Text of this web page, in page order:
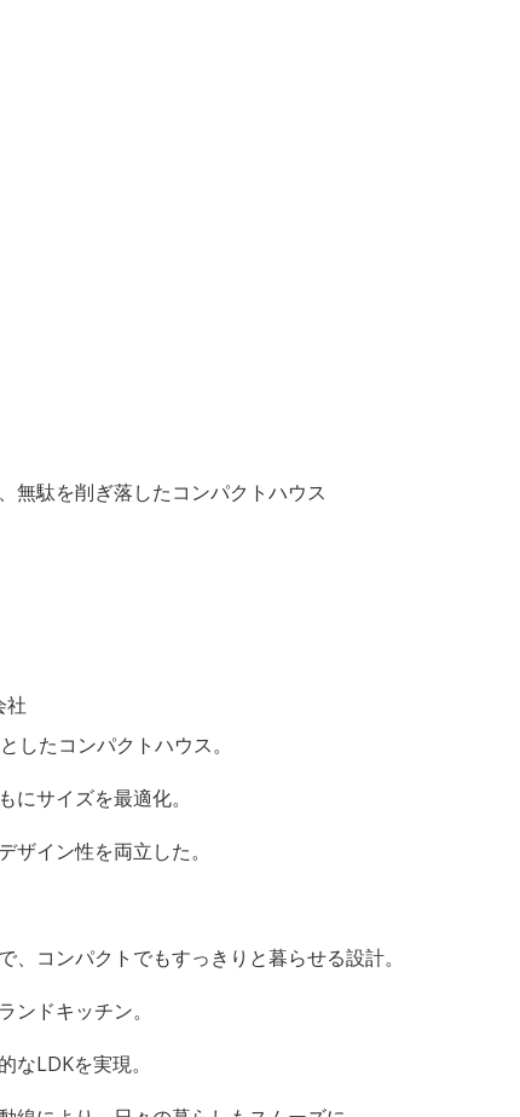
無駄を削ぎ落したコンパクトハウス
社
したコンパクトハウス。
サイズを最適化。
ザイン性を両立した。
コンパクトでもすっきりと暮らせる設計。
ドキッチン。
LDKを実現。